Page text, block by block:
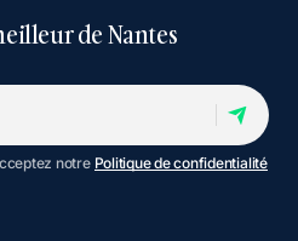
de Nantes
notre Politique de confidentialité